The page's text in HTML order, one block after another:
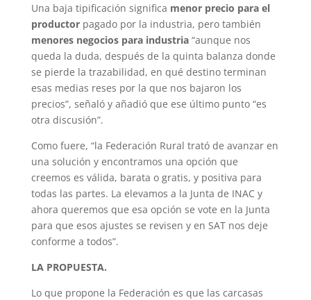
Una baja tipificación significa menor precio para el
productorpagado por la industria, pero también
menores negocios para industria“aunque nos
queda la duda, después de la quinta balanza donde
se pierde la trazabilidad, en qué destino terminan
esas medias reses por la que nos bajaron los
precios”, señaló y añadió que ese último punto “es
otra discusión”.
Como fuere, “la Federación Rural trató de avanzar en
una solución y encontramos una opción que
creemos es válida, barata o gratis, y positiva para
todas las partes. La elevamos a la Junta de INAC y
ahora queremos que esa opción se vote en la Junta
para que esos ajustes se revisen y en SAT nos deje
conforme a todos”.
LA PROPUESTA.
Lo que propone la Federación es que las carcasas